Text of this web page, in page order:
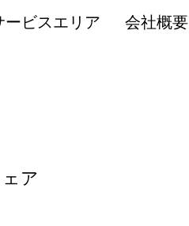
ービスエリア 会社概要
ア